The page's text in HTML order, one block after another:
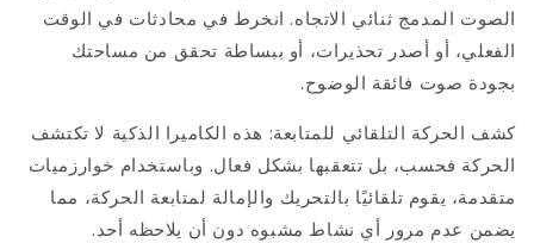
الصوت المدمج ثنائي الاتجاه. انخرط في محادثات في الوقت
الفعلي، أو أصدر تحذيرات، أو ببساطة تحقق من مساحتك
بجودة صوت فائقة الوضوح.
كشف الحركة التلقائي للمتابعة: هذه الكاميرا الذكية لا تكتشف
الحركة فحسب، بل تتعقبها بشكل فعال. وباستخدام خوارزميات
متقدمة، يقوم تلقائيًا بالتحريك والإمالة لمتابعة الحركة، مما
يضمن عدم مرور أي نشاط مشبوه دون أن يلاحظه أحد.